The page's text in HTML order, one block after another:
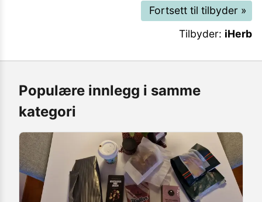
Fortsett til tilbyder »
Tilbyder: iHerb
Populære innlegg i samme
kategori